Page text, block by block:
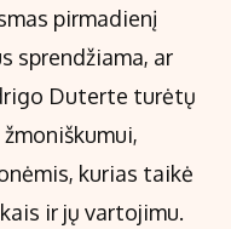
pirmadienį
sprendžiama, ar
Duterte turėtų
kurias taikė
ir jų vartojimu.